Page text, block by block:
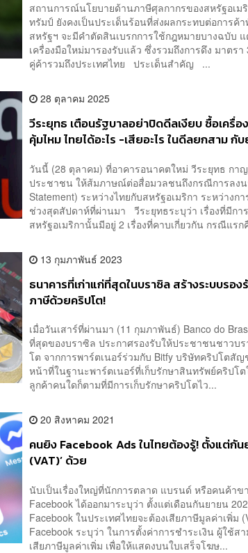
สถานการณ์นโยบายด้านภาษีศุลกากรของสหรัฐอเม
ทรัมป์ ยังคงเป็นประเด็นร้อนที่ส่งผลกระทบต่อการค้
สหรัฐฯ จะมีคำตัดสินเบรกการใช้กฎหมายบางฉบับ
เครื่องมือใหม่มารองรับแล้ว ซึ่งรวมถึงการดึง มาตร
คู่ค้ารวมถึงประเทศไทย ประเด็นสำคัญ ...
28 ตุลาคม 2025
วีระยุทธ เตือนรัฐบาลอย่าปิดดีลเงียบ ซื้อเครื่
คุ้มไหม ไทยได้อะไร -เสียอะไร ในดีลยกสาม
วันนี้ (28 ตุลาคม) ที่อาคารอนาคตใหม่ วีระยุทธ กา
ประชาชน ให้ส้มภาษณ์ต่อสื่อมวลชนถึงกรณีการลงน
Statement) ระหว่างไทยกับสหรัฐอเมริกา ระหว่างก
ช่วงสุดสัปดาห์ที่ผ่านมา วีระยุทธระบุว่า เรื่องที่มีกา
สหรัฐอเมริกานั้นมีอยู่ 2 เรื่องที่คาบเกี่ยวกัน กรณีแรก
13 กุมภาพันธ์ 2023
ธนาคารที่เก่าแก่ที่สุดในบราซิล สร้างระบบรอ
ภาษีด้วยคริปโต!
เมื่อวันเสาร์ที่ผ่านมา (11 กุมภาพันธ์) Banco do
ที่สุดของบราซิล ประกาศรองรับให้ประชาชนชาวบ
โต จากการพาร์ตเนอร์ร่วมกับ Bitfy บริษัทคริปโตสั
หน้าที่ในฐานะพาร์ตเนอร์ที่เก็บรักษาสินทรัพย์คริปโต
ลูกค้าคนใดก็ตามที่มีการเก็บรักษาคริปโตไว...
20 สิงหาคม 2021
คนยิง Facebook Ads ในไทยต้องรู้! ตั้งแต่กัน
(VAT)’ ด้วย
นับเป็นเรื่องใหญ่ที่นักการตลาด แบรนด์ หรือคนค้าข
Facebook ได้ออกมาระบุว่า ตั้งแต่เดือนกันยายน
Facebook ในประเทศไทยจะต้องเสียภาษีมูลค่าเพิ่ม
Facebook ระบุว่า ในการตั้งค่าการชำระเงิน ผู้ใช้ส
เสียภาษีมูลค่าเพิ่ม เพื่อให้แสดงบนใบเสร็จโฆษ...